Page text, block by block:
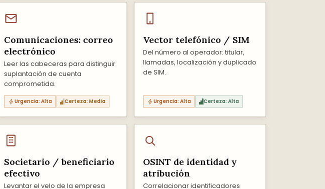
Comunicaciones: correo
electrónico
Leer las cabeceras para distinguir
suplantación de cuenta
comprometida.
Urgencia: Alta Certeza: Media
Vector telefónico / SIM
Del número al operador: titular,
llamadas, localización y duplicado
de SIM.
Urgencia: Alta Certeza: Alta
Societario / beneficiario
efectivo
Levantar el velo de la empresa
OSINT de identidad y
atribución
Correlacionar identificadores